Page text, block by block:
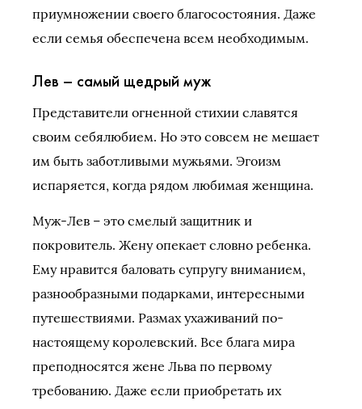
приумножении своего благосостояния. Даже
если семья обеспечена всем необходимым.
Лев – самый щедрый муж
Представители огненной стихии славятся
своим себялюбием. Но это совсем не мешает
им быть заботливыми мужьями. Эгоизм
испаряется, когда рядом любимая женщина.
Муж-Лев – это смелый защитник и
покровитель. Жену опекает словно ребенка.
Ему нравится баловать супругу вниманием,
разнообразными подарками, интересными
путешествиями. Размах ухаживаний по-
настоящему королевский. Все блага мира
преподносятся жене Льва по первому
требованию. Даже если приобретать их